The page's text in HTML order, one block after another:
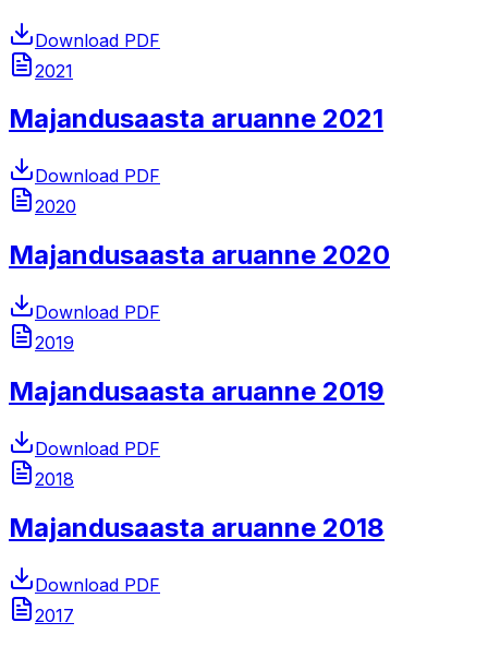
Download PDF
2021
Majandusaasta aruanne 2021
Download PDF
2020
Majandusaasta aruanne 2020
Download PDF
2019
Majandusaasta aruanne 2019
Download PDF
2018
Majandusaasta aruanne 2018
Download PDF
2017